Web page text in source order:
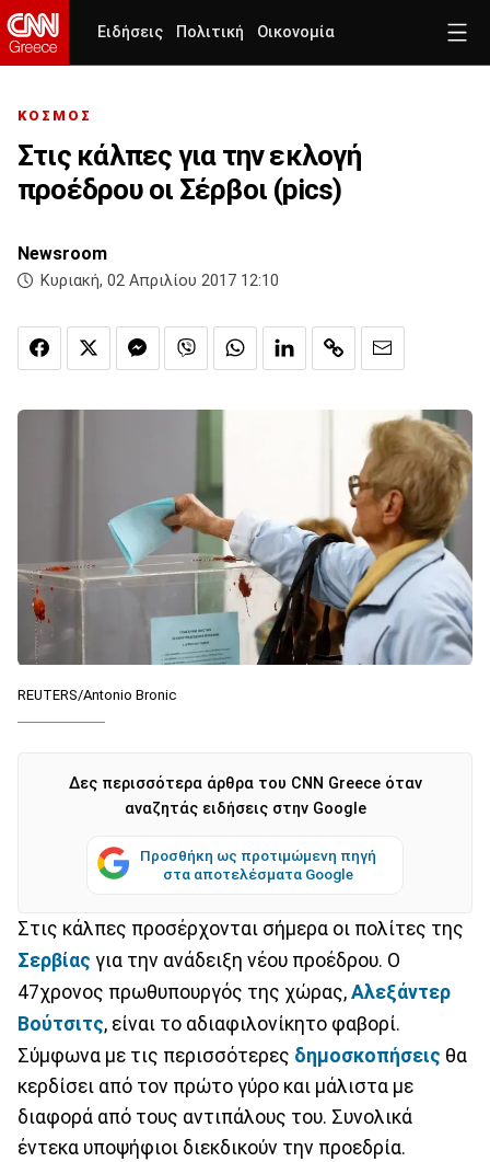
Ειδήσεις Πολιτική Οικονομία
ΚΟΣΜΟΣ
Στις κάλπες για την εκλογή
προέδρου οι Σέρβοι (pics)
Newsroom
Κυριακή, 02 Απριλίου 2017 12:10
REUTERS/Antonio Bronic
Δες περισσότερα άρθρα του CNN Greece όταν
αναζητάς ειδήσεις στην Google
Προσθήκη ως προτιμώμενη πηγή
στα αποτελέσματα Google
Στις κάλπες προσέρχονται σήμερα οι πολίτες της
Σερβίας για την ανάδειξη νέου προέδρου. Ο
47χρονος πρωθυπουργός της χώρας, Αλεξάντερ
Βούτσιτς, είναι το αδιαφιλονίκητο φαβορί.
Σύμφωνα με τις περισσότερες δημοσκοπήσεις θα
κερδίσει από τον πρώτο γύρο και μάλιστα με
διαφορά από τους αντιπάλους του. Συνολικά
έντεκα υποψήφιοι διεκδικούν την προεδρία.